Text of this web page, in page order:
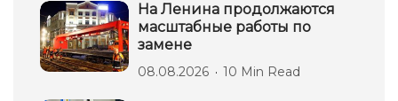
На Ленина продолжаются
масштабные работы по
замене
08.08.2026 10 Min Read